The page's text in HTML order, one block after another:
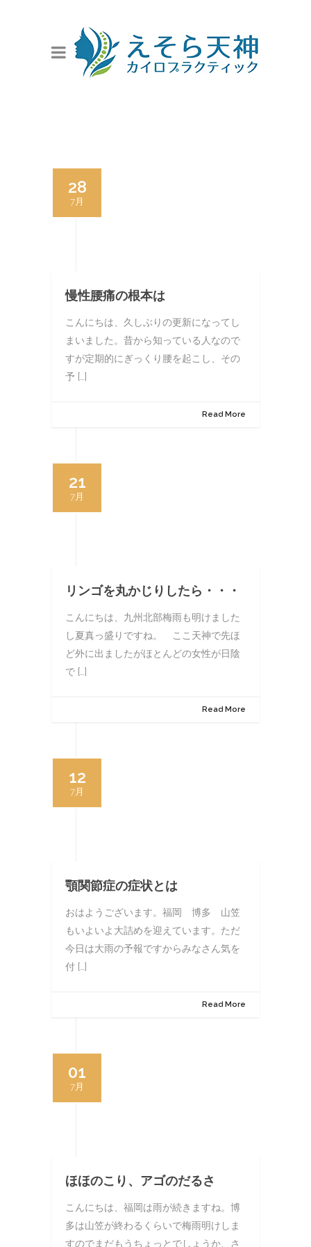
28
7月
慢性腰痛の根本は
こんにちは、久しぶりの更新になってし
まいました。昔から知っている人なので
すが定期的にぎっくり腰を起こし、その
予 […]
Read More
21
7月
リンゴを丸かじりしたら・・・
こんにちは、九州北部梅雨も明けました
し夏真っ盛りですね。 ここ天神で先ほ
ど外に出ましたがほとんどの女性が日陰
で […]
Read More
12
7月
顎関節症の症状とは
おはようございます。福岡 博多 山笠
もいよいよ大詰めを迎えています。ただ
今日は大雨の予報ですからみなさん気を
付 […]
Read More
01
7月
ほほのこり、アゴのだるさ
こんにちは、福岡は雨が続きますね。博
多は山笠が終わるくらいで梅雨明けしま
すのでまだもうちょっとでしょうか、さ